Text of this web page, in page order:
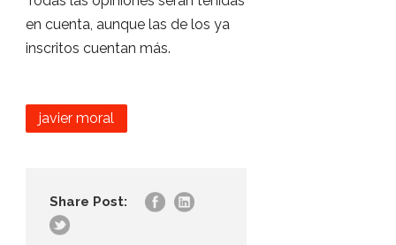
en cuenta, aunque las de los ya
inscritos cuentan más.
javier moral
Share Post: